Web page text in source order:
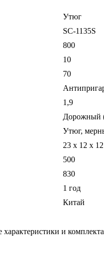
Утюг
SC-1135S
800
10
70
1,9
Дорожный
Утюг,
23 x 12 x 12
500
830
1 год
Китай
и